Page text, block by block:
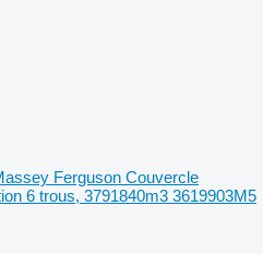
Ferguson Couvercle
6 trous, 3791840m3 3619903M5